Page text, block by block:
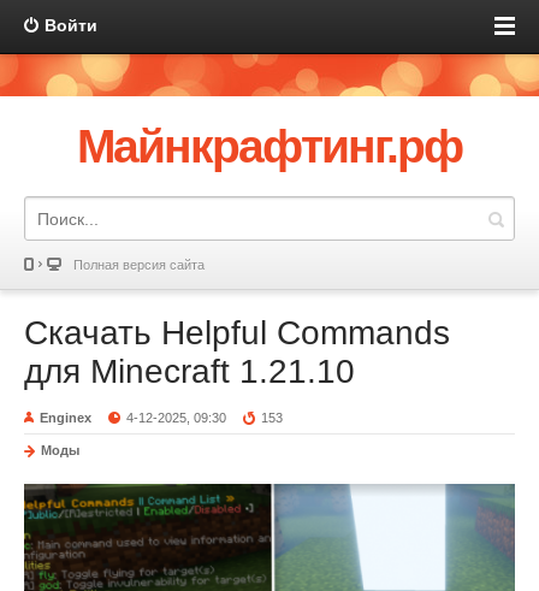
Войти
Майнкрафтинг.рф
Полная версия сайта
Скачать Helpful Commands
для Minecraft 1.21.10
Enginex 4-12-2025, 09:30 153
Моды